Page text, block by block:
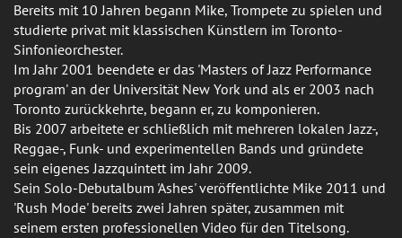
Bereits mit 10 Jahren begann Mike, Trompete zu spielen und
studierte privat mit klassischen Künstlern im Toronto-
Sinfonieorchester.
Im Jahr 2001 beendete er das 'Masters of Jazz Performance
program' an der Universität New York und als er 2003 nach
Toronto zurückkehrte, begann er, zu komponieren.
Bis 2007 arbeitete er schließlich mit mehreren lokalen Jazz-,
Reggae-, Funk- und experimentellen Bands und gründete
sein eigenes Jazzquintett im Jahr 2009.
Sein Solo-Debutalbum 'Ashes' veröffentlichte Mike 2011 und
'Rush Mode' bereits zwei Jahren später, zusammen mit
seinem ersten professionellen Video für den Titelsong.